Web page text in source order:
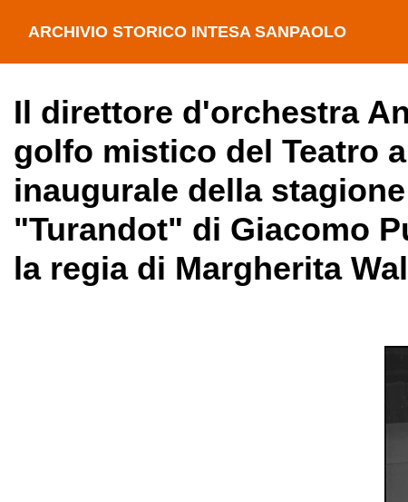
ARCHIVIO STORICO INTESA SANPAOLO
Il direttore d'orchestra
golfo mistico del Teatro
inaugurale della
"Turandot" di Giacomo
la regia di Margherita